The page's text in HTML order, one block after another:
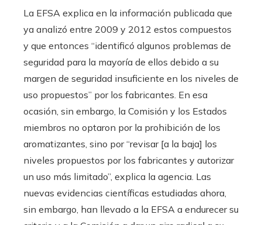
La EFSA explica en la información publicada que
ya analizó entre 2009 y 2012 estos compuestos
y que entonces “identificó algunos problemas de
seguridad para la mayoría de ellos debido a su
margen de seguridad insuficiente en los niveles de
uso propuestos” por los fabricantes. En esa
ocasión, sin embargo, la Comisión y los Estados
miembros no optaron por la prohibición de los
aromatizantes, sino por “revisar [a la baja] los
niveles propuestos por los fabricantes y autorizar
un uso más limitado”, explica la agencia. Las
nuevas evidencias científicas estudiadas ahora,
sin embargo, han llevado a la EFSA a endurecer su